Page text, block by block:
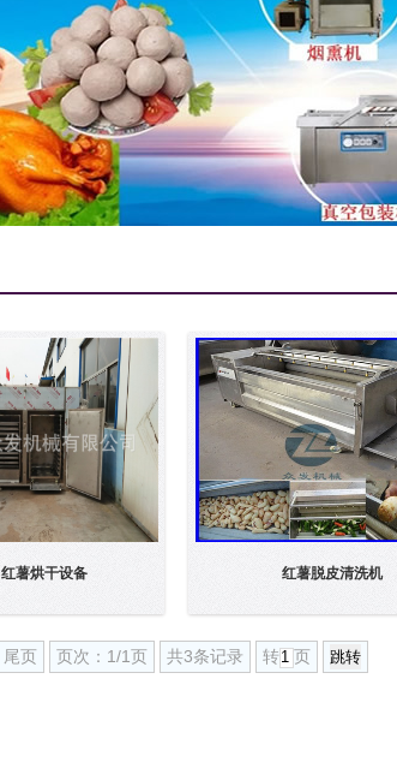
红薯烘干设备 红薯脱皮清洗机
尾页 页次：1/1页 共3条记录 转 页